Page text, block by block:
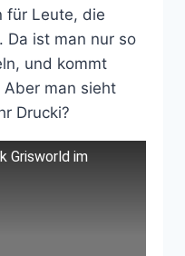
für Leute, die
Da ist man nur so
und kommt
man sieht
Drucki?
Grisworld im